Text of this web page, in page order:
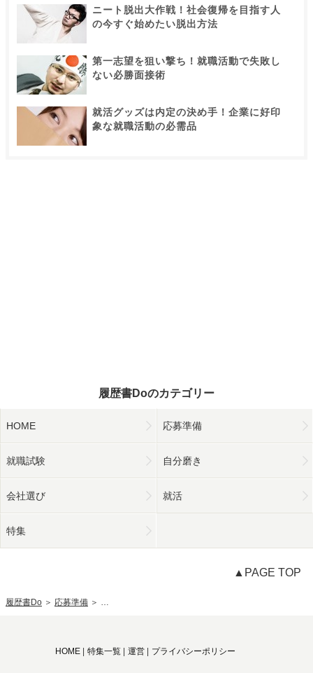
ニート脱出大作戦！社会復帰を目指す人
の今すぐ始めたい脱出方法
第一志望を狙い撃ち！就職活動で失敗し
ない必勝面接術
就活グッズは内定の決め手！企業に好印
象な就職活動の必需品
履歴書Doのカテゴリー
HOME 応募準備
就職試験 自分磨き
会社選び 就活
特集
▲PAGE TOP
履歴書Do ＞ 応募準備 ＞ 履歴書の職歴欄の書き方 退職理由やブランク期間の正
HOME 特集一覧 運営 プライバシーポリシー